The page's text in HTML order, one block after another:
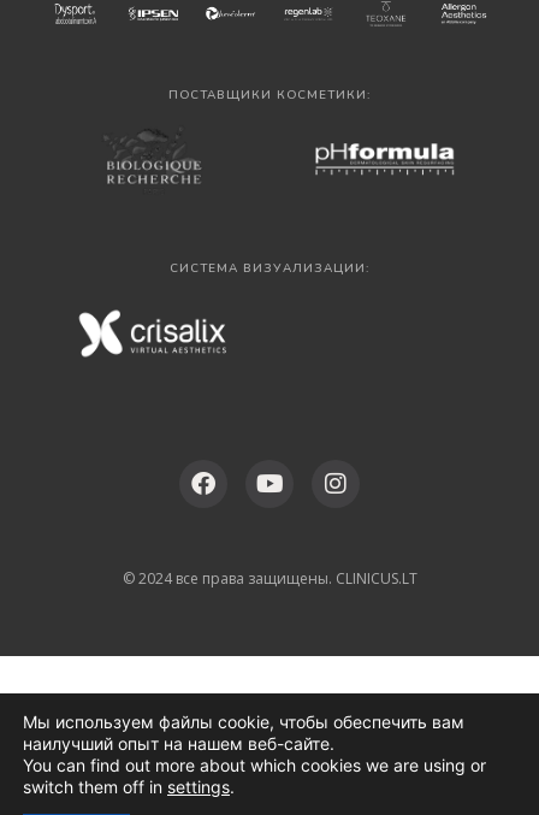
ПОСТАВЩИКИ КОСМЕТИКИ:
СИСТЕМА ВИЗУАЛИЗАЦИИ:
© 2024 все права защищены. CLINICUS.LT
Мы используем файлы cookie, чтобы обеспечить вам
наилучший опыт на нашем веб-сайте.
You can find out more about which cookies we are using or
switch them off in settings.